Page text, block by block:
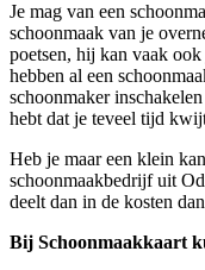
Je mag van een
schoonmaak van je
poetsen, hij kan vaak
hebben al een
schoonmaker
hebt dat je teveel tijd
Heb je maar een klein
schoonmaakbedrijf uit
deelt dan in de kosten
Bij Schoonmaakkaart